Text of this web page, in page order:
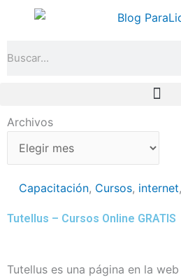
Archivos
Archivos
Capacitación, Cursos, internet,
Tutellus – Cursos Online GRATIS
Tutellus es una página en la